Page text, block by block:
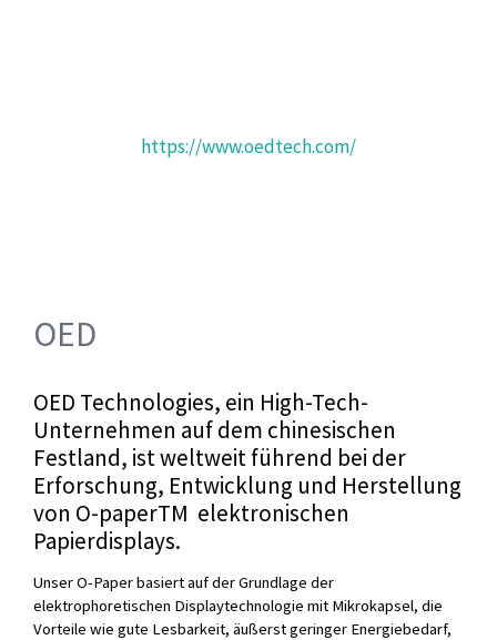
OED
OED Technologies, ein High-Tech-
Unternehmen auf dem chinesischen
Festland, ist weltweit führend bei der
Erforschung, Entwicklung und Herstellung
von O-paperTM elektronischen
Papierdisplays.
Unser O-Paper basiert auf der Grundlage der
elektrophoretischen Displaytechnologie mit Mikrokapsel, die
Vorteile wie gute Lesbarkeit, äußerst geringer Energiebedarf,
https://www.oedtech.com/